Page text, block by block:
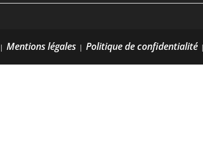
Mentions légales Politique de confidentialité